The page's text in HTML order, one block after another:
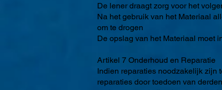
De lener draagt zorg voor het
Na het gebruik van het Materiaal
om te drogen
De opslag van het Materiaal moet
Artikel 7 Onderhoud en Reparatie
Indien reparaties noodzakelijk zijn
reparaties door toedoen van